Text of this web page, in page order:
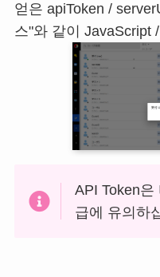
얻은 apiToken /
스"와 같이 JavaScript
API Token은
급에 유의하